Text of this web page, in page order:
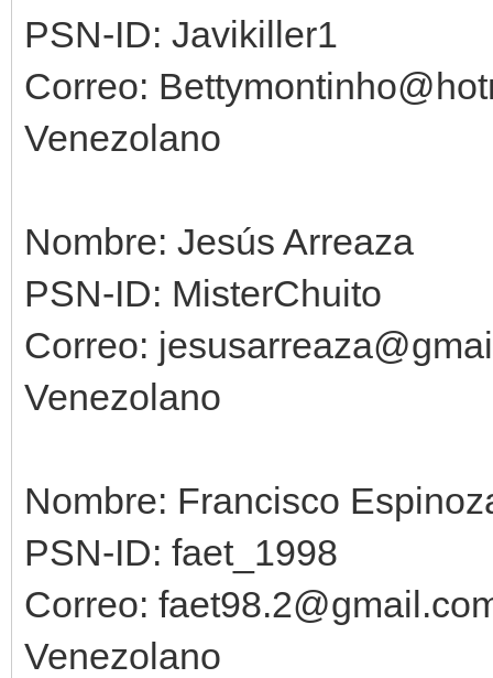
PSN-ID: Javikiller1
Correo:
Venezolano
Nombre: Jesús Arreaza
PSN-ID: MisterChuito
Correo:
Venezolano
Nombre: Francisco
PSN-ID: faet_1998
Correo:
Venezolano